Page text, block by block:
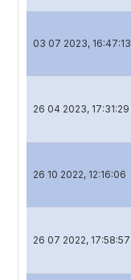
03 07 2023, 16:47:13
26 04 2023, 17:31:29
26 10 2022, 12:16:06
26 07 2022, 17:58:57